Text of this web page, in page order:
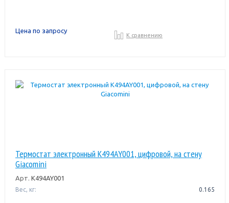
Цена по запросу
К сравнению
Термостат электронный K494AY001, цифровой, на стену
Giacomini
Арт. K494AY001
Вес, кг: 0.165